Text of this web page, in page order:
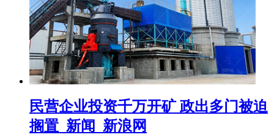
民营企业投资千万开矿 政出多门被迫
搁置_新闻_新浪网